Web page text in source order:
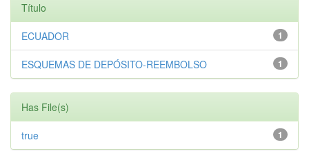
Título
1
ECUADOR
1
ESQUEMAS DE DEPÓSITO-REEMBOLSO
Has File(s)
1
true